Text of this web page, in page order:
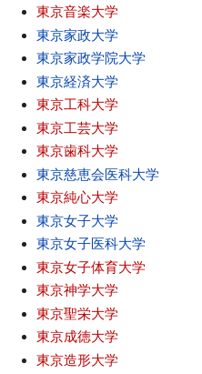
東京音楽大学
東京家政大学
東京家政学院大学
東京経済大学
東京工科大学
東京工芸大学
東京歯科大学
東京慈恵会医科大学
東京純心大学
東京女子大学
東京女子医科大学
東京女子体育大学
東京神学大学
東京聖栄大学
東京成徳大学
東京造形大学